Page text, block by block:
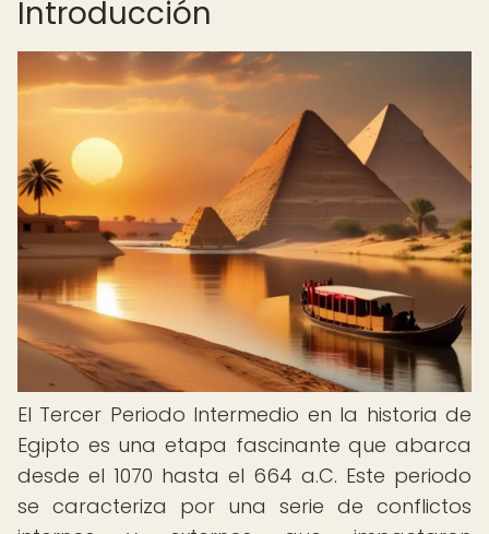
Introducción
El Tercer Periodo Intermedio en la historia de
Egipto es una etapa fascinante que abarca
desde el 1070 hasta el 664 a.C. Este periodo
se caracteriza por una serie de conflictos